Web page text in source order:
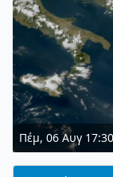
Πέμ, 06 Αυγ 17:30